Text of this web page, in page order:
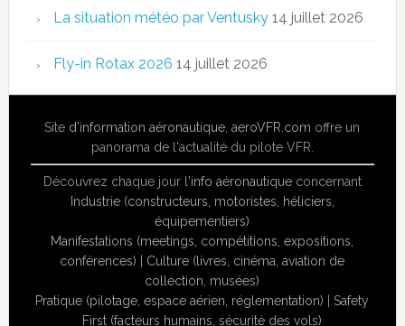
La situation météo par Ventusky 14 juillet 2026
Fly-in Rotax 2026 14 juillet 2026
Site d'information aéronautique ,aeroVFR.com offre un
panorama de l'actualité du pilote VFR.
Découvrez chaque jour l'info aéronautiqueconcernant
Industrie (constructeurs, motoristes, héliciers,
équipementiers)
Manifestations (meetings, compétitions, expositions,
conférences)
Culture (livres, cinéma, aviation de
collection, musées)
Pratique (pilotage, espace aérien, réglementation) |Safety
First (facteurs humains, sécurité des vols)